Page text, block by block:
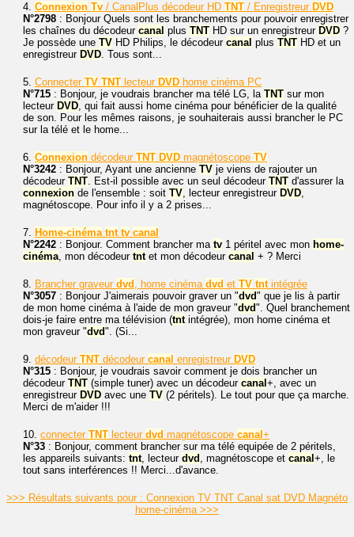
4. Connexion Tv / CanalPlus décodeur HD TNT / Enregistreur DVD
N°2798 : Bonjour Quels sont les branchements pour pouvoir enregistrer
les chaînes du décodeur canal plus TNT HD sur un enregistreur DVD ?
Je possède une TV HD Philips, le décodeur canal plus TNT HD et un
enregistreur DVD. Tous sont...
5. Connecter TV TNT lecteur DVD home cinéma PC
N°715 : Bonjour, je voudrais brancher ma télé LG, la TNT sur mon
lecteur DVD, qui fait aussi home cinéma pour bénéficier de la qualité
de son. Pour les mêmes raisons, je souhaiterais aussi brancher le PC
sur la télé et le home...
6. Connexion décodeur TNT DVD magnétoscope TV
N°3242 : Bonjour, Ayant une ancienne TV je viens de rajouter un
décodeur TNT. Est-il possible avec un seul décodeur TNT d'assurer la
connexion de l'ensemble : soit TV, lecteur enregistreur DVD,
magnétoscope. Pour info il y a 2 prises...
7. Home-cinéma tnt tv canal
N°2242 : Bonjour. Comment brancher ma tv 1 péritel avec mon home-
cinéma, mon décodeur tntet mon décodeur canal + ? Merci
8. Brancher graveur dvd , home cinéma dvd et TV tntintégrée
N°3057 : Bonjour J'aimerais pouvoir graver un "dvd" que je lis à partir
de mon home cinéma à l'aide de mon graveur "dvd". Quel branchement
dois-je faire entre ma télévision (tntintégrée), mon home cinéma et
mon graveur "dvd". (Si...
9. décodeur TNT décodeur canal enregistreur DVD
N°315 : Bonjour, je voudrais savoir comment je dois brancher un
décodeur TNT (simple tuner) avec un décodeur canal +, avec un
enregistreur DVD avec une TV (2 péritels). Le tout pour que ça marche.
Merci de m'aider !!!
10. connecter TNT lecteur dvd magnétoscope canal +
N°33 : Bonjour, comment brancher sur ma télé equipée de 2 péritels,
les appareils suivants: tnt, lecteur dvd , magnétoscope et canal +, le
tout sans interférences !! Merci...d'avance.
>>> Résultats suivants pour : Connexion TV TNT Canal sat DVD Magnéto
home-cinéma >>>